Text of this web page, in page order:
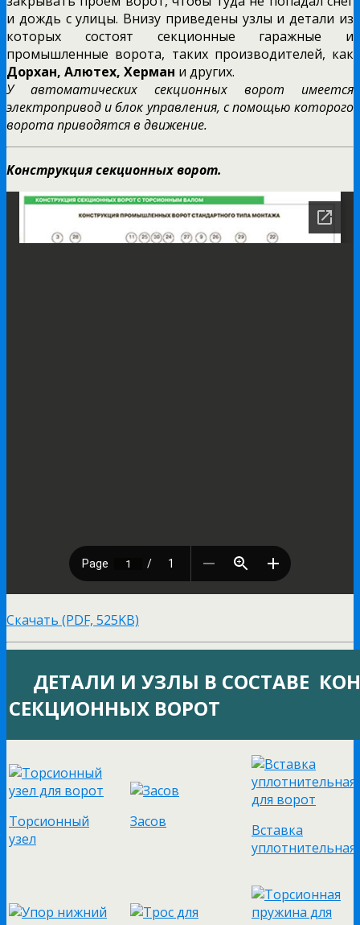
и дождь с улицы. Внизу приведены узлы и детали из
которых состоят секционные гаражные и
промышленные ворота, таких производителей, как
Дорхан, Алютех, Херман и других.
У автоматических секционных ворот имеется
электропривод и блок управления, с помощью которого
ворота приводятся в движение.
Конструкция секционных ворот.
Скачать (PDF, 525KB)
ДЕТАЛИ И УЗЛЫ В СОСТАВЕ
СЕКЦИОННЫХ ВОРОТ
Торсионный
узел
Засов
Вставка
уплотнительная